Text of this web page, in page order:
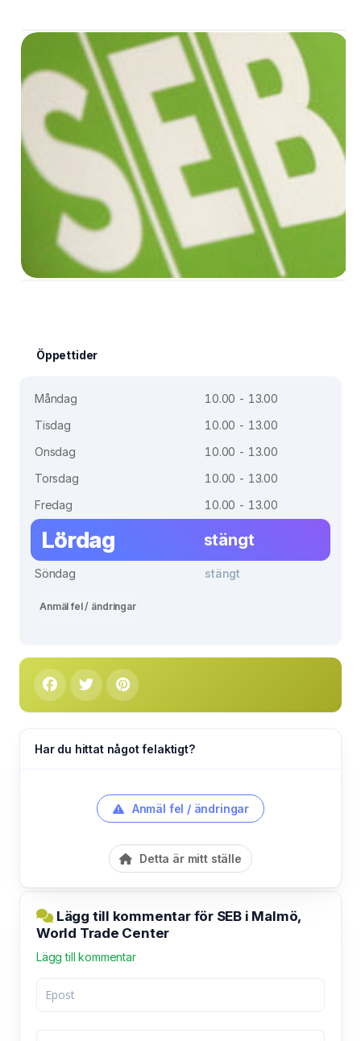
Öppettider
Måndag
10.00 - 13.00
Tisdag
10.00 - 13.00
Onsdag
10.00 - 13.00
Torsdag
10.00 - 13.00
Fredag
10.00 - 13.00
Lördag stängt
Söndag stängt
Anmäl fel / ändringar
Har du hittat något felaktigt?
Anmäl fel / ändringar
Detta är mitt ställe
Lägg till kommentar för SEB i Malmö,
World Trade Center
Lägg till kommentar